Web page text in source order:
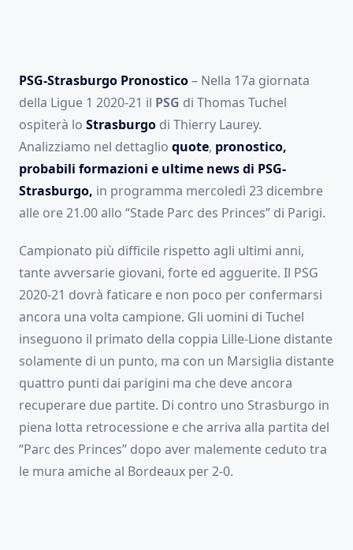
PSG-Strasburgo Pronostico– Nella 17a giornata
della Ligue 1 2020-21 il PSG di Thomas Tuchel
ospiterà lo Strasburgo di Thierry Laurey.
Analizziamo nel dettaglio quote, pronostico,
probabili formazioni e ultime news di PSG-
Strasburgo, in programma mercoledì 23 dicembre
alle ore 21.00 allo “Stade Parc des Princes” di Parigi.
Campionato più difficile rispetto agli ultimi anni,
tante avversarie giovani, forte ed agguerite. Il PSG
2020-21 dovrà faticare e non poco per confermarsi
ancora una volta campione. Gli uomini di Tuchel
inseguono il primato della coppia Lille-Lione distante
solamente di un punto, ma con un Marsiglia distante
quattro punti dai parigini ma che deve ancora
recuperare due partite. Di contro uno Strasburgo in
piena lotta retrocessione e che arriva alla partita del
“Parc des Princes” dopo aver malemente ceduto tra
le mura amiche al Bordeaux per 2-0.